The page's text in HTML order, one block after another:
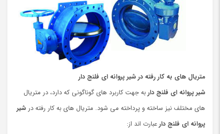
متریال های به کار رفته در شیر پروانه ای فلنج دار
شیر پروانه ای فلنج داربه جهت کاربرد های گوناگونی که دارد، در متریال
های مختلف نیز ساخته و پرداخته می شود. متریال های به کار رفته درشیر
پروانه ای فلنج دارعبارت اند از: